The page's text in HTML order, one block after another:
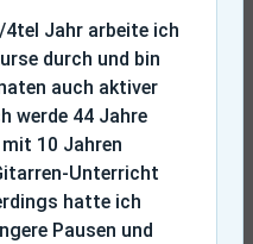
4tel Jahr arbeite ich
durch und bin
auch aktiver
werde 44 Jahre
10 Jahren
Unterricht
hatte ich
Pausen und